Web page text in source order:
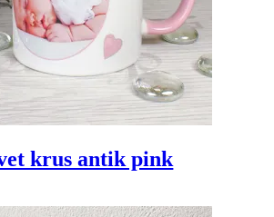
krus antik pink